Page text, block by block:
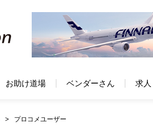
お助け道場 ベンダーさん 求人
プロコメユーザー